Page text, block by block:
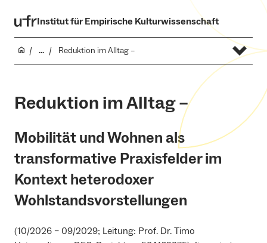
Institut für Empirische Kulturwissenschaft
... Reduktion im Alltag –
Reduktion im Alltag –
Mobilität und Wohnen als
transformative Praxisfelder im
Kontext heterodoxer
Wohlstandsvorstellungen
(10/2026 – 09/2029; Leitung: Prof. Dr. Timo